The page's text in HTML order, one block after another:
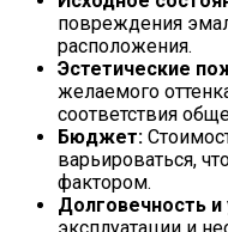
повреждения
расположения.
Эстетические
желаемого
соответствия
Бюджет:
варьироваться,
фактором.
Долговечность и